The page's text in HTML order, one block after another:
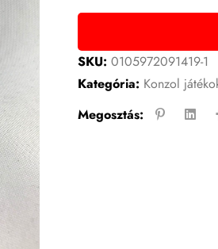
SKU: 0105972091419-1
Kategória: Konzol
Megosztás: